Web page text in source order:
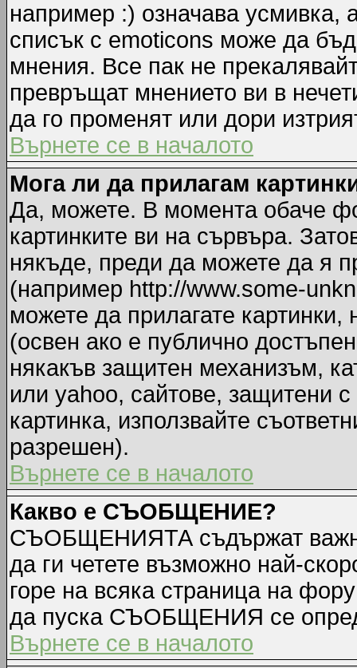
например :) означава усмивка,
списък с emoticons може да
мнения. Все пак не
превръщат мнението ви в
да го променят или дори
Върнете се в началото
Мога ли да прилагам
Да, можете. В момента обаче
картинките ви на сървъра.
някъде, преди да можете да я
(например http://www.some-
можете да прилагате
(освен ако е публично
някакъв защитен механизъм,
или yahoo, сайтове, защитени
картинка, използвайте
разрешен).
Върнете се в началото
Какво е СЪОБЩЕНИЕ?
СЪОБЩЕНИЯТА съдържат
да ги четете възможно най-
горе на всяка страница на
да пуска СЪОБЩЕНИЯ се
Върнете се в началото